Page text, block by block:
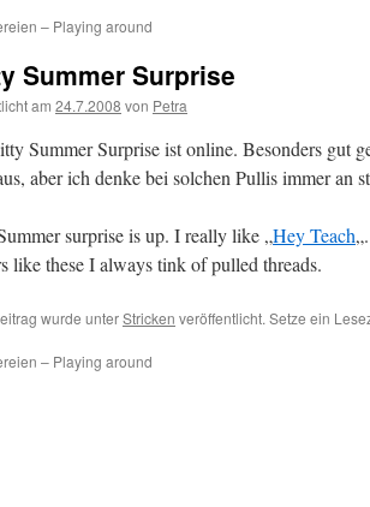
– Playing around
Summer Surprise
am 24.7.2008 von Petra
Summer Surprise ist online. Besonders gut
aber ich denke bei solchen Pullis immer an
surprise is up. I really like „Hey Teach„.
like these I always tink of pulled threads.
wurde unterStricken veröffentlicht. Setze ein
– Playing around